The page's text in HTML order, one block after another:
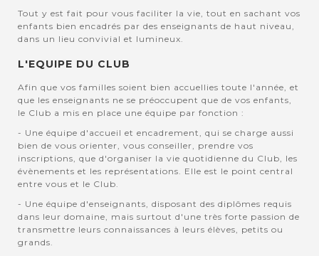
Tout y est fait pour vous faciliter la vie, tout en sachant vos
enfants bien encadrés par des enseignants de haut niveau,
dans un lieu convivial et lumineux.
L'EQUIPE DU CLUB
Afin que vos familles soient bien accuellies toute l'année, et
que les enseignants ne se préoccupent que de vos enfants,
le Club a mis en place une équipe par fonction :
- Une équipe d'accueil et encadrement, qui se charge aussi
bien de vous orienter, vous conseiller, prendre vos
inscriptions, que d'organiser la vie quotidienne du Club, les
évènements et les représentations. Elle est le point central
entre vous et le Club.
- Une équipe d'enseignants, disposant des diplômes requis
dans leur domaine, mais surtout d'une très forte passion de
transmettre leurs connaissances à leurs élèves, petits ou
grands.